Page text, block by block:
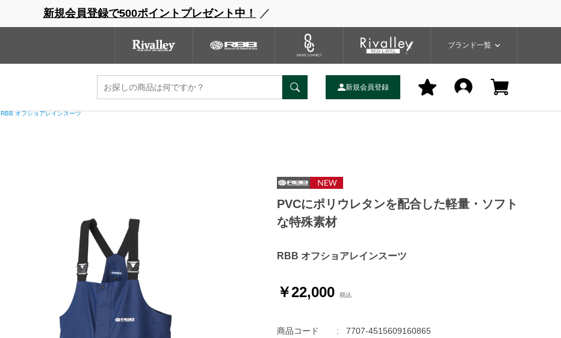
新規会員登録で500ポイントプレゼント中！ ／
ブランド一覧
ブランドサイト 商品一覧 ブランドサイト
新規会員登録
ウェーダー レインウェア フットウェア グローブ キャップ
RBB オフショアレインスーツ
PVCにポリウレタンを配合した軽量・ソフト
な特殊素材
RBB オフショアレインスーツ
￥22,000
商品コード 7707-4515609160865